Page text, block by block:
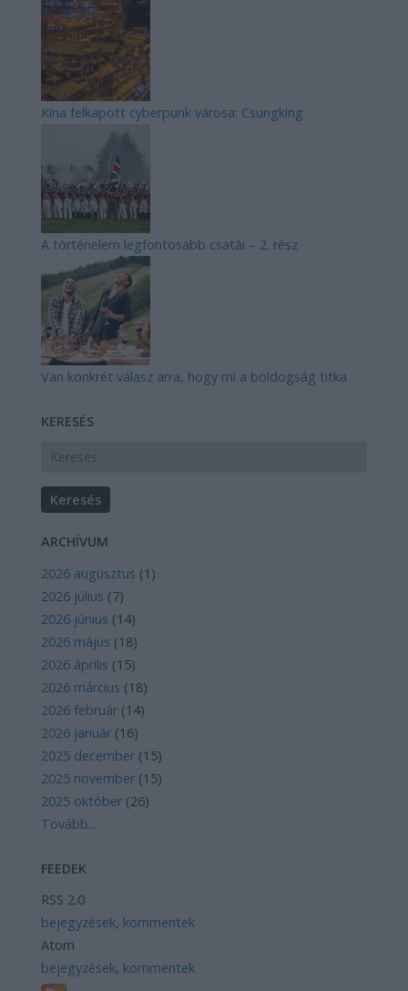
Kína felkapott cyberpunk városa: Csungking
A történelem legfontosabb csatái – 2. rész
Van konkrét válasz arra, hogy mi a boldogság titka
KERESÉS
ARCHÍVUM
2026 augusztus (1 )
2026 július (7)
2026 június (14)
2026 május (18)
2026 április (15)
2026 március (18)
2026 február (14)
2026 január (16)
2025 december (15)
2025 november (15)
2025 október (26)
Tovább...
FEEDEK
RSS 2.0
bejegyzések, kommentek
Atom
bejegyzések, kommentek